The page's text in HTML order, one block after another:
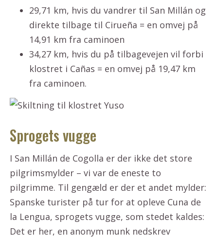
29,71 km, hvis du vandrer til San Millán og
direkte tilbage til Cirueña = en omvej på
14,91 km fra caminoen
34,27 km, hvis du på tilbagevejen vil forbi
klostret i Cañas = en omvej på 19,47 km
fra caminoen.
Sprogets vugge
I San Millán de Cogolla er der ikke det store
pilgrimsmylder – vi var de eneste to
pilgrimme. Til gengæld er der et andet mylder:
Spanske turister på tur for at opleve Cuna de
la Lengua, sprogets vugge, som stedet kaldes:
Det er her, en anonym munk nedskrev